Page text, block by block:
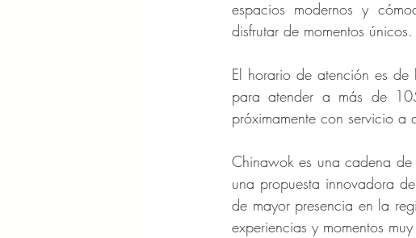
espacios modernos y
disfrutar de momentos únicos.
El horario de atención es
para atender a más de
próximamente con servicio a
Chinawok es una cadena de
una propuesta innovadora
de mayor presencia en la
experiencias y momentos